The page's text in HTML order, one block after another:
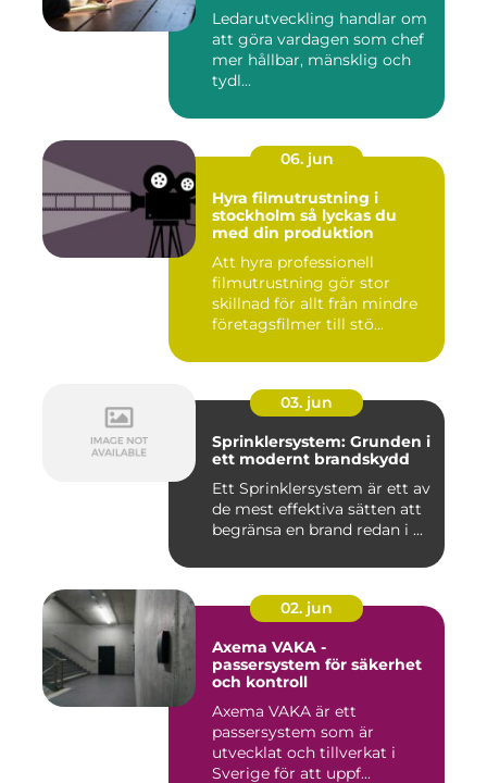
Ledarutveckling handlar om
att göra vardagen som chef
mer hållbar, mänsklig och
tydl...
06. jun
Hyra filmutrustning i
stockholm så lyckas du
med din produktion
Att hyra professionell
filmutrustning gör stor
skillnad för allt från mindre
företagsfilmer till stö...
03. jun
Sprinklersystem: Grunden i
ett modernt brandskydd
Ett Sprinklersystem är ett av
de mest effektiva sätten att
begränsa en brand redan i ...
02. jun
Axema VAKA -
passersystem för säkerhet
och kontroll
Axema VAKA är ett
passersystem som är
utvecklat och tillverkat i
Sverige för att uppf...